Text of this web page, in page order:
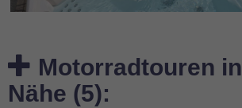
Motorradtouren
Nähe (5):